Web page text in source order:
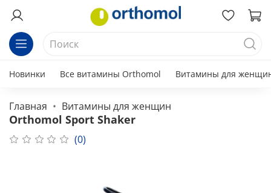
Новинки Все витамины Orthomol Витамины для
Главная Витамины для женщин
Orthomol Sport Shaker
(0)